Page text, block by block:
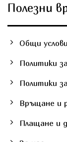
Полезни
Общи
Политики
Политики
Връщане и
Плащане и